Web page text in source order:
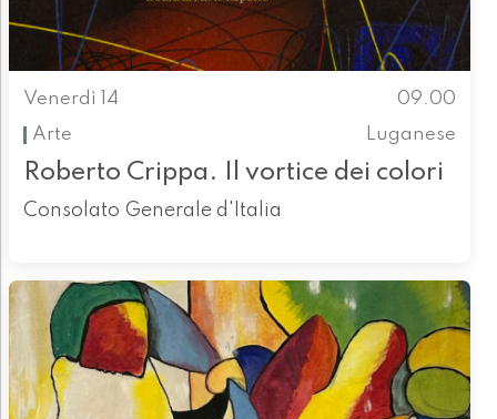
Venerdì 14
09.00
Arte
Luganese
Roberto Crippa. Il vortice dei colori
Consolato Generale d'Italia